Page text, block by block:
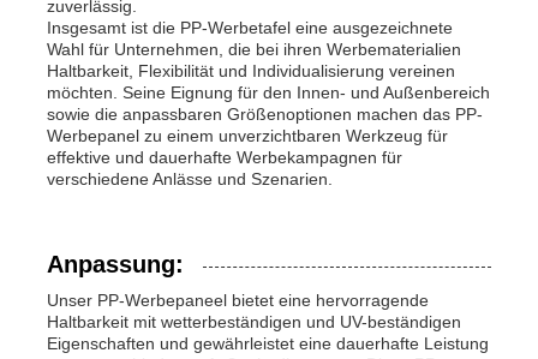
zuverlässig.
Insgesamt ist die PP-Werbetafel eine ausgezeichnete
Wahl für Unternehmen, die bei ihren Werbematerialien
Haltbarkeit, Flexibilität und Individualisierung vereinen
möchten. Seine Eignung für den Innen- und Außenbereich
sowie die anpassbaren Größenoptionen machen das PP-
Werbepanel zu einem unverzichtbaren Werkzeug für
effektive und dauerhafte Werbekampagnen für
verschiedene Anlässe und Szenarien.
Anpassung:
Unser PP-Werbepaneel bietet eine hervorragende
Haltbarkeit mit wetterbeständigen und UV-beständigen
Eigenschaften und gewährleistet eine dauerhafte Leistung